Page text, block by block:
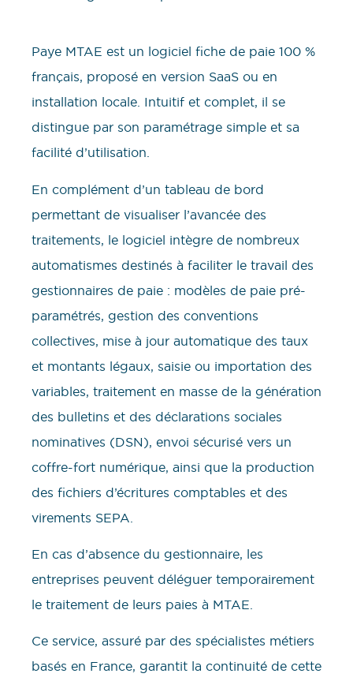
Paye MTAE est un logiciel fiche de paie 100 %
français, proposé en version SaaS ou en
installation locale. Intuitif et complet, il se
distingue par son paramétrage simple et sa
facilité d’utilisation.
En complément d’un tableau de bord
permettant de visualiser l’avancée des
traitements, le logiciel intègre de nombreux
automatismes destinés à faciliter le travail des
gestionnaires de paie : modèles de paie pré-
paramétrés, gestion des conventions
collectives, mise à jour automatique des taux
et montants légaux, saisie ou importation des
variables, traitement en masse de la génération
des bulletins et des déclarations sociales
nominatives (DSN), envoi sécurisé vers un
coffre-fort numérique, ainsi que la production
des fichiers d’écritures comptables et des
virements SEPA.
En cas d’absence du gestionnaire, les
entreprises peuvent déléguer temporairement
le traitement de leurs paies à MTAE.
Ce service, assuré par des spécialistes métiers
basés en France, garantit la continuité de cette